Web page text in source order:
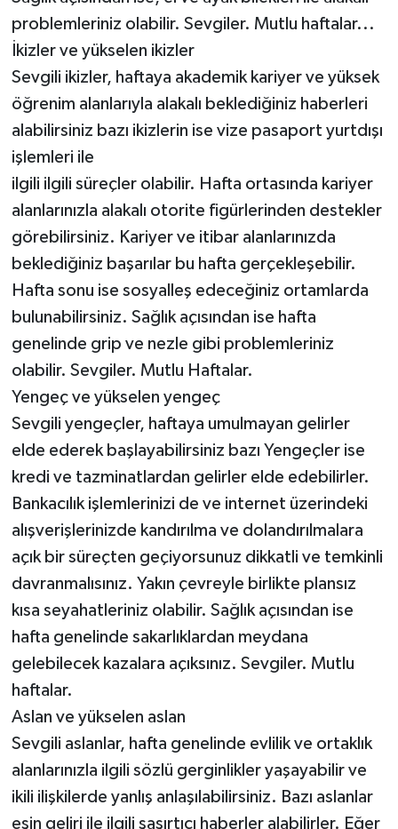
problemleriniz olabilir. Sevgiler. Mutlu haftalar...
İkizler ve yükselen ikizler
Sevgili ikizler, haftaya akademik kariyer ve yüksek
öğrenim alanlarıyla alakalı beklediğiniz haberleri
alabilirsiniz bazı ikizlerin ise vize pasaport yurtdışı
işlemleri ile
ilgili ilgili süreçler olabilir. Hafta ortasında kariyer
alanlarınızla alakalı otorite figürlerinden destekler
görebilirsiniz. Kariyer ve itibar alanlarınızda
beklediğiniz başarılar bu hafta gerçekleşebilir.
Hafta sonu ise sosyalleş edeceğiniz ortamlarda
bulunabilirsiniz. Sağlık açısından ise hafta
genelinde grip ve nezle gibi problemleriniz
olabilir. Sevgiler. Mutlu Haftalar.
Yengeç ve yükselen yengeç
Sevgili yengeçler, haftaya umulmayan gelirler
elde ederek başlayabilirsiniz bazı Yengeçler ise
kredi ve tazminatlardan gelirler elde edebilirler.
Bankacılık işlemlerinizi de ve internet üzerindeki
alışverişlerinizde kandırılma ve dolandırılmalara
açık bir süreçten geçiyorsunuz dikkatli ve temkinli
davranmalısınız. Yakın çevreyle birlikte plansız
kısa seyahatleriniz olabilir. Sağlık açısından ise
hafta genelinde sakarlıklardan meydana
gelebilecek kazalara açıksınız. Sevgiler. Mutlu
haftalar.
Aslan ve yükselen aslan
Sevgili aslanlar, hafta genelinde evlilik ve ortaklık
alanlarınızla ilgili sözlü gerginlikler yaşayabilir ve
ikili ilişkilerde yanlış anlaşılabilirsiniz. Bazı aslanlar
eşin geliri ile ilgili şaşırtıcı haberler alabilirler. Eğer